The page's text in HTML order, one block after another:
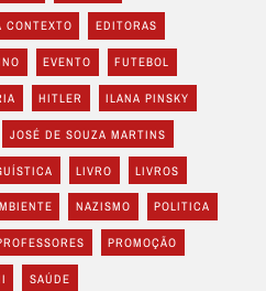
CONTEXTO EDITORAS
EVENTO FUTEBOL
HITLER ILANA PINSKY
JOSÉ DE SOUZA MARTINS
LIVRO LIVROS
NAZISMO POLITICA
PROMOÇÃO
SAÚDE